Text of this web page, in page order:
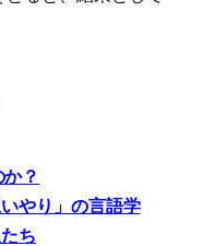
？
やり」の言語学
ち